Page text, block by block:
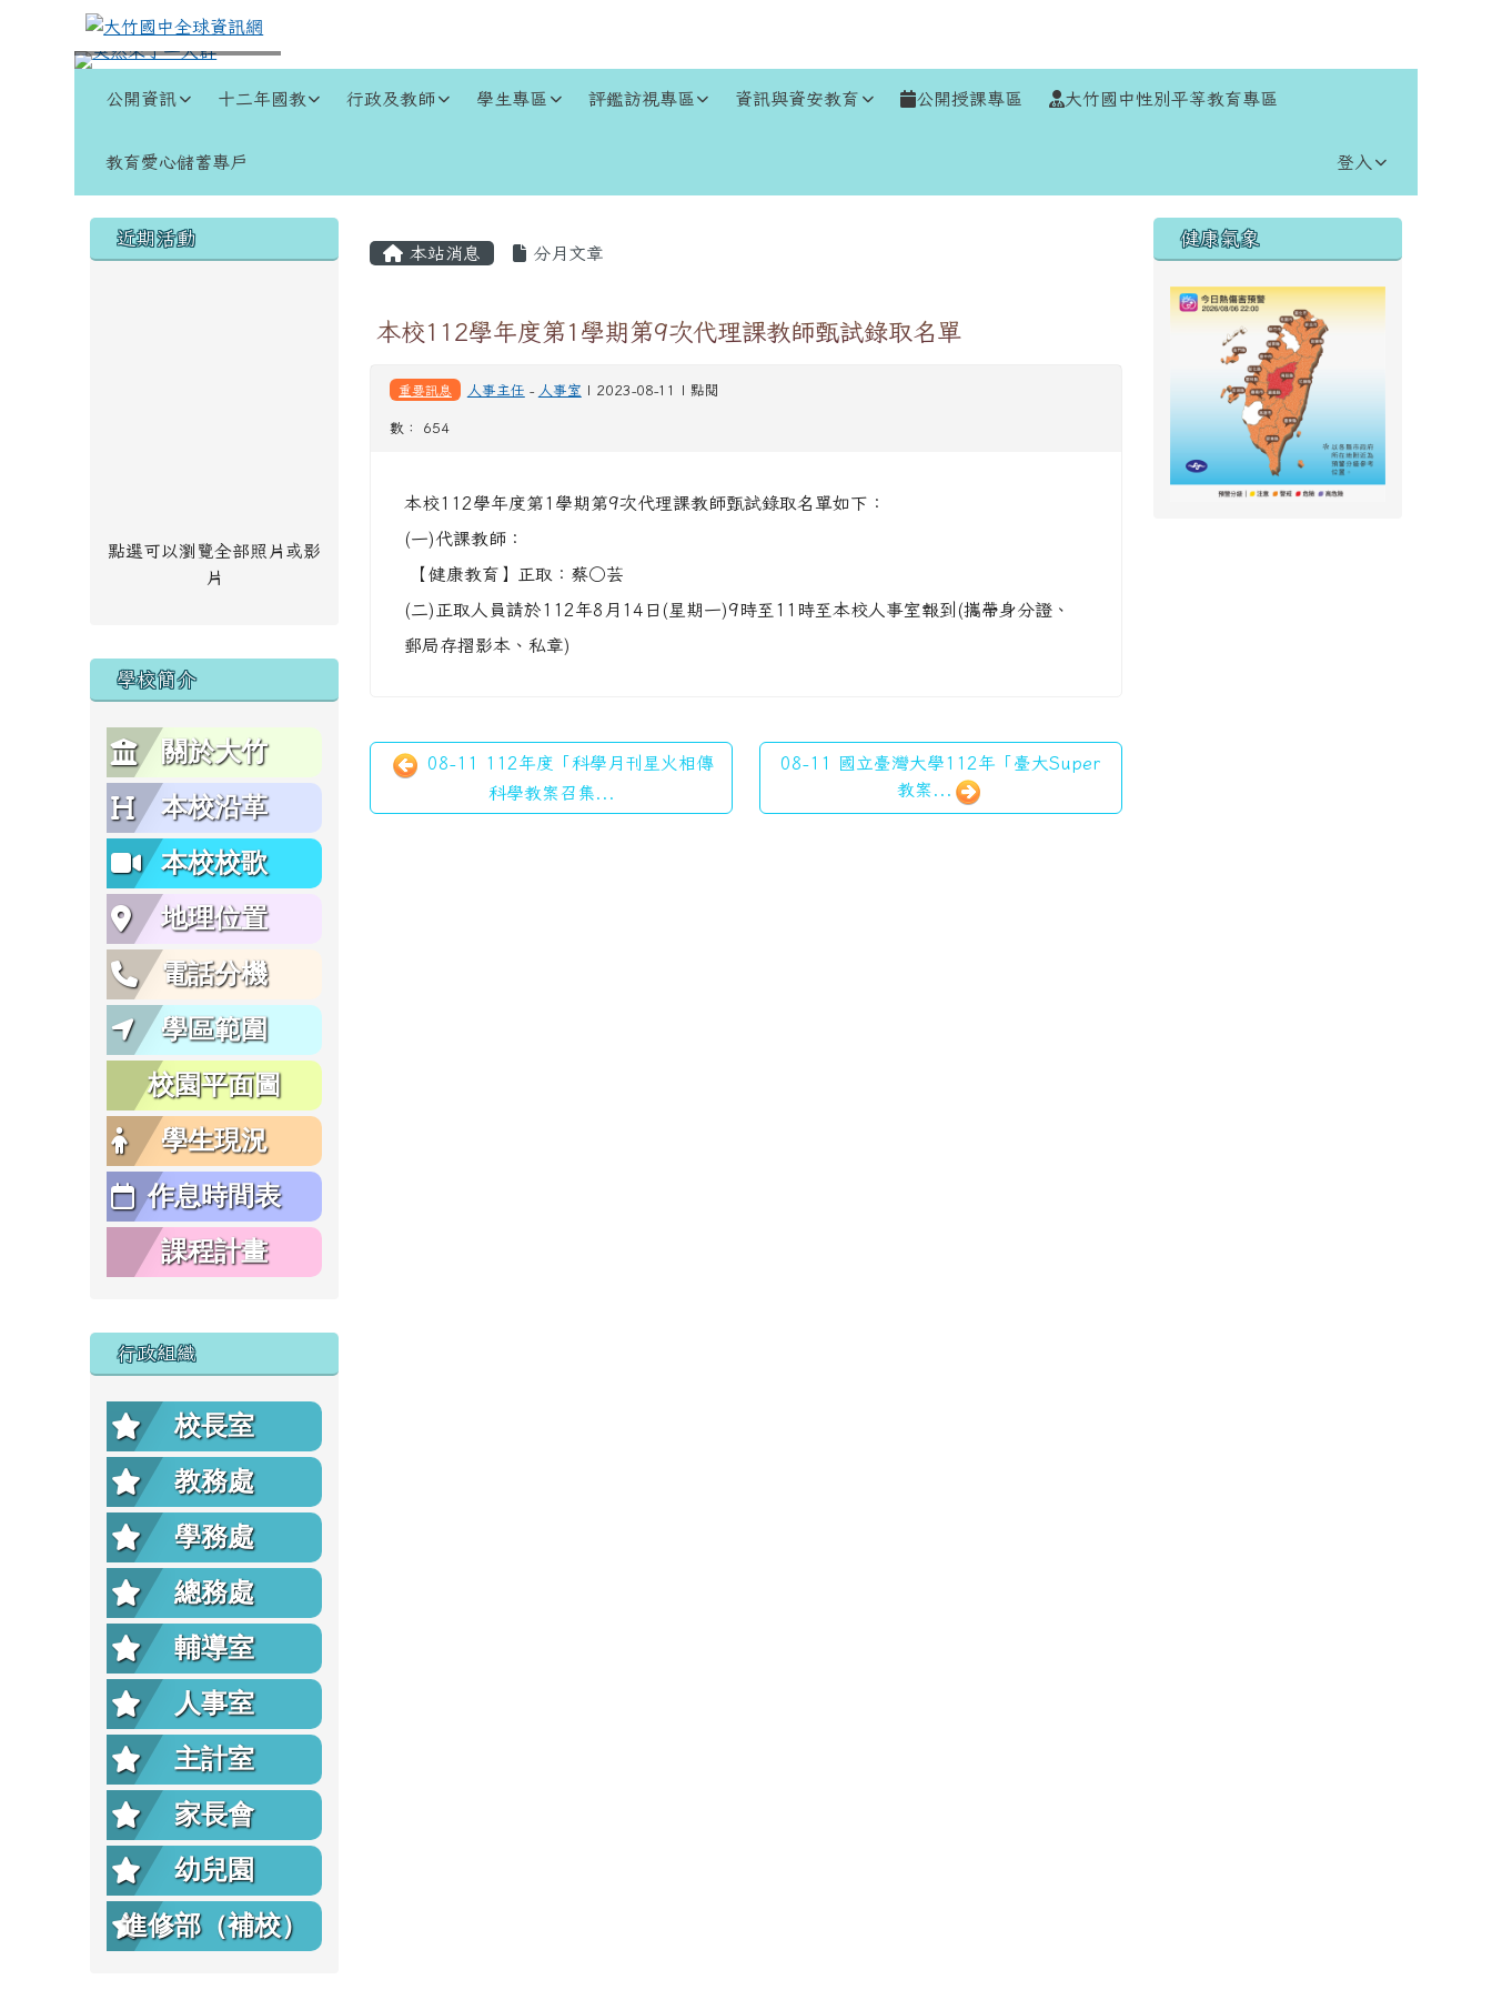
跳至主內容區
大竹國中全球資訊網
公開資訊 十二年國教 行政及教師 學生專區 評鑑訪視專區 資訊與資安教育 公開授課專區 大竹國中性別平等教育專區
教育愛心儲蓄專戶 登入
左邊區域內容
近期活動
點選可以瀏覽全部照片或影
片
學校簡介
關於大竹
本校沿革
本校校歌
地理位置
電話分機
學區範圍
校園平面圖
學生現況
作息時間表
課程計畫
行政組織
校長室
教務處
學務處
總務處
輔導室
人事室
主計室
家長會
幼兒園
進修部（補校）
主內容區域
本站消息 分月文章
本校112學年度第1學期第9次代理課教師甄試錄取名單
重要訊息 人事主任 - 人事室 | 2023-08-11 | 點閱
數： 654
本校112學年度第1學期第9次代理課教師甄試錄取名單如下：
(一)代課教師：
【健康教育】正取：蔡○芸
(二)正取人員請於112年8月14日(星期一)9時至11時至本校人事室報到(攜帶身分證、
郵局存摺影本、私章)
08-11 112年度「科學月刊星火相傳
科學教案召集...
08-11 國立臺灣大學112年「臺大Super
教案...
右邊區域內容
健康氣象
頁尾區域